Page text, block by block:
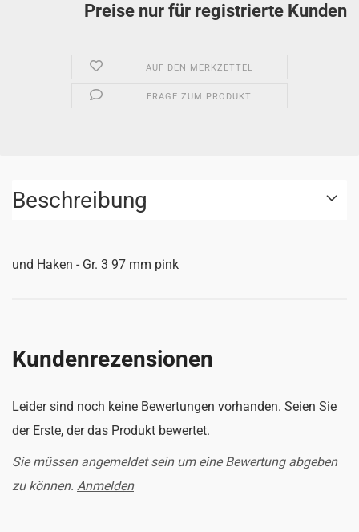
Preise nur für registrierte Kunden
AUF DEN MERKZETTEL
FRAGE ZUM PRODUKT
Beschreibung
und Haken - Gr. 3 97 mm pink
Kundenrezensionen
Leider sind noch keine Bewertungen vorhanden. Seien Sie
der Erste, der das Produkt bewertet.
Sie müssen angemeldet sein um eine Bewertung abgeben
zu können. Anmelden